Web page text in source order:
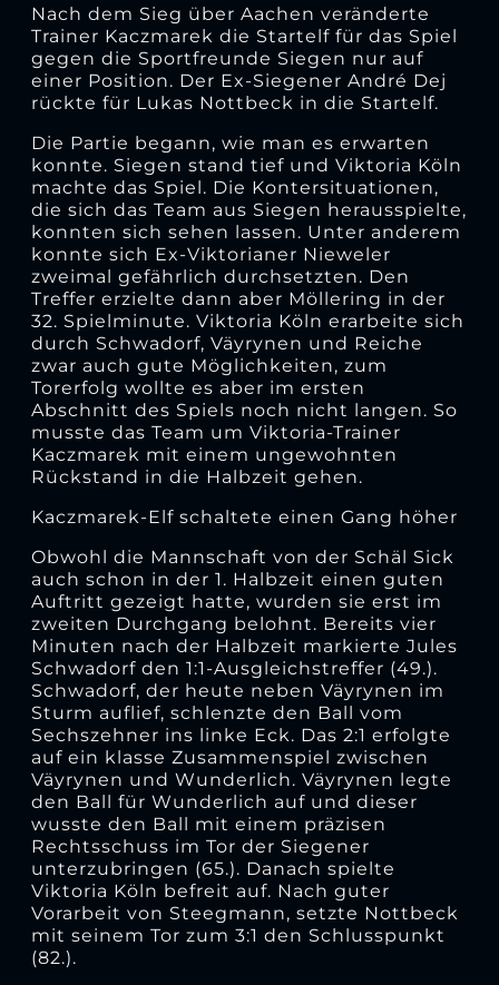
Nach dem Sieg über Aachen veränderte
Trainer Kaczmarek die Startelf für das Spiel
gegen die Sportfreunde Siegen nur auf
einer Position. Der Ex-Siegener André Dej
rückte für Lukas Nottbeck in die Startelf.
Die Partie begann, wie man es erwarten
konnte. Siegen stand tief und Viktoria Köln
machte das Spiel. Die Kontersituationen,
die sich das Team aus Siegen herausspielte,
konnten sich sehen lassen. Unter anderem
konnte sich Ex-Viktorianer Nieweler
zweimal gefährlich durchsetzten. Den
Treffer erzielte dann aber Möllering in der
32. Spielminute. Viktoria Köln erarbeite sich
durch Schwadorf, Väyrynen und Reiche
zwar auch gute Möglichkeiten, zum
Torerfolg wollte es aber im ersten
Abschnitt des Spiels noch nicht langen. So
musste das Team um Viktoria-Trainer
Kaczmarek mit einem ungewohnten
Rückstand in die Halbzeit gehen.
Kaczmarek-Elf schaltete einen Gang höher
Obwohl die Mannschaft von der Schäl Sick
auch schon in der 1. Halbzeit einen guten
Auftritt gezeigt hatte, wurden sie erst im
zweiten Durchgang belohnt. Bereits vier
Minuten nach der Halbzeit markierte Jules
Schwadorf den 1:1-Ausgleichstreffer (49.).
Schwadorf, der heute neben Väyrynen im
Sturm auflief, schlenzte den Ball vom
Sechszehner ins linke Eck. Das 2:1 erfolgte
auf ein klasse Zusammenspiel zwischen
Väyrynen und Wunderlich. Väyrynen legte
den Ball für Wunderlich auf und dieser
wusste den Ball mit einem präzisen
Rechtsschuss im Tor der Siegener
unterzubringen (65.). Danach spielte
Viktoria Köln befreit auf. Nach guter
Vorarbeit von Steegmann, setzte Nottbeck
mit seinem Tor zum 3:1 den Schlusspunkt
(82.).